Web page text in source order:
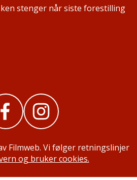
stenger når siste forestilling
Filmweb. Vi følger retningslinjer
og bruker cookies.